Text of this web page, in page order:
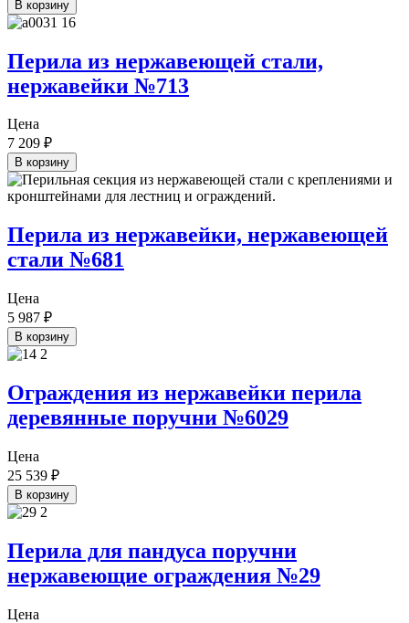
В корзину
Перила из нержавеющей стали,
нержавейки №713
Цена
7 209 ₽
В корзину
Перила из нержавейки, нержавеющей
стали №681
Цена
5 987 ₽
В корзину
Ограждения из нержавейки перила
деревянные поручни №6029
Цена
25 539 ₽
В корзину
Перила для пандуса поручни
нержавеющие ограждения №29
Цена